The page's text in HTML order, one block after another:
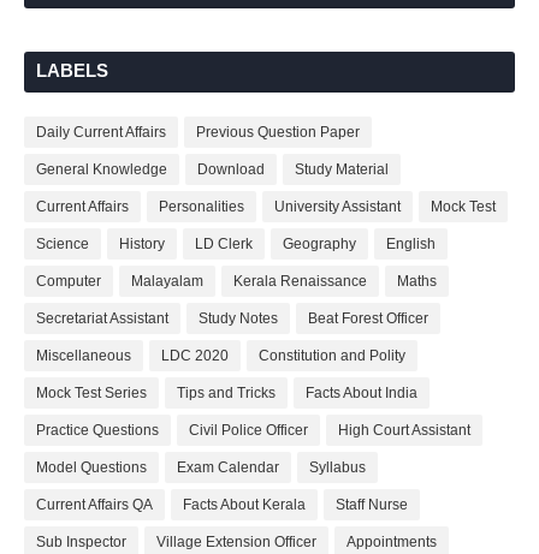
LABELS
Daily Current Affairs Previous Question Paper
General Knowledge Download Study Material
Current Affairs Personalities University Assistant Mock Test
Science History LD Clerk Geography English
Computer Malayalam Kerala Renaissance Maths
Secretariat Assistant Study Notes Beat Forest Officer
Miscellaneous LDC 2020 Constitution and Polity
Mock Test Series Tips and Tricks Facts About India
Practice Questions Civil Police Officer High Court Assistant
Model Questions Exam Calendar Syllabus
Current Affairs QA Facts About Kerala Staff Nurse
Sub Inspector Village Extension Officer Appointments